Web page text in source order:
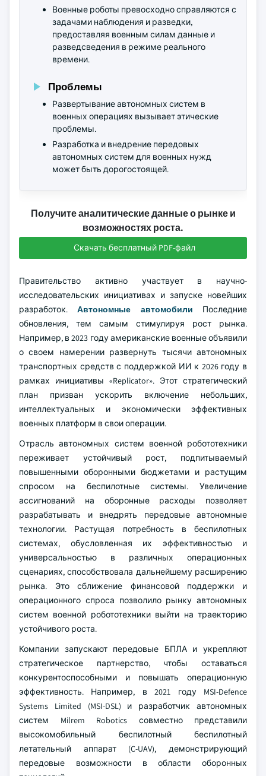
Военные роботы превосходно справляются с
задачами наблюдения и разведки,
предоставляя военным силам данные и
разведсведения в режиме реального
времени.
Проблемы
Развертывание автономных систем в
военных операциях вызывает этические
проблемы.
Разработка и внедрение передовых
автономных систем для военных нужд
может быть дорогостоящей.
Получите аналитические данные о рынке и
возможностях роста.
Скачать бесплатный PDF-файл
Правительство активно участвует в научно-
исследовательских инициативах и запуске новейших
разработок.Автономные автомобили Последние
обновления, тем самым стимулируя рост рынка.
Например, в 2023 году американские военные объявили
о своем намерении развернуть тысячи автономных
транспортных средств с поддержкой ИИ к 2026 году в
рамках инициативы «Replicator». Этот стратегический
план призван ускорить включение небольших,
интеллектуальных и экономически эффективных
военных платформ в свои операции.
Отрасль автономных систем военной робототехники
переживает устойчивый рост, подпитываемый
повышенными оборонными бюджетами и растущим
спросом на беспилотные системы. Увеличение
ассигнований на оборонные расходы позволяет
разрабатывать и внедрять передовые автономные
технологии. Растущая потребность в беспилотных
системах, обусловленная их эффективностью и
универсальностью в различных операционных
сценариях, способствовала дальнейшему расширению
рынка. Это сближение финансовой поддержки и
операционного спроса позволило рынку автономных
систем военной робототехники выйти на траекторию
устойчивого роста.
Компании запускают передовые БПЛА и укрепляют
стратегическое партнерство, чтобы оставаться
конкурентоспособными и повышать операционную
эффективность. Например, в 2021 году MSI-Defence
Systems Limited (MSI-DSL) и разработчик автономных
систем Milrem Robotics совместно представили
высокомобильный беспилотный беспилотный
летательный аппарат (C-UAV), демонстрирующий
передовые возможности в области оборонных